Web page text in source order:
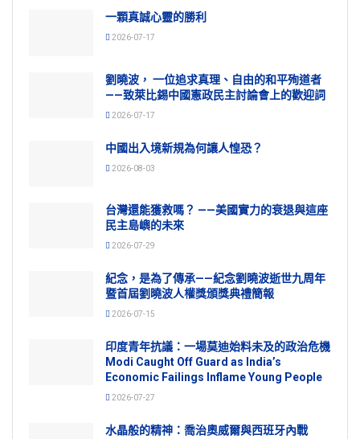
一顆真誠心靈的勝利
2026-07-17
劉曉波， 一位追求真理、自由的和平殉道者
——致萊比錫中國憲政民主討論會上的歡迎詞
2026-07-17
中國出入境新規為何讓人惶恐？
2026-08-03
台灣還能獲救嗎？ ——美國實力的衰退與這座
民主島嶼的未來
2026-07-29
紀念，是為了傳承——紀念劉曉波逝世九周年
暨首屆劉曉波人權獎頒獎典禮簡報
2026-07-15
印度青年抗議：一場莫迪始料未及的政治危機
Modi Caught Off Guard as India’s
Economic Failings Inflame Young People
2026-07-27
水晶般的精神：喬治奧威爾與西班牙內戰